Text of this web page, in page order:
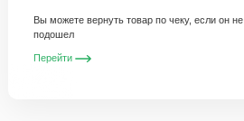
Вы можете вернуть товар по чеку, если он не
подошел
Перейти